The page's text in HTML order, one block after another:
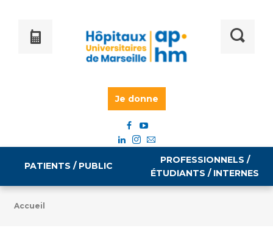
Je donne
PATIENTS / PUBLIC
PROFESSIONNELS /
ÉTUDIANTS / INTERNES
Accueil